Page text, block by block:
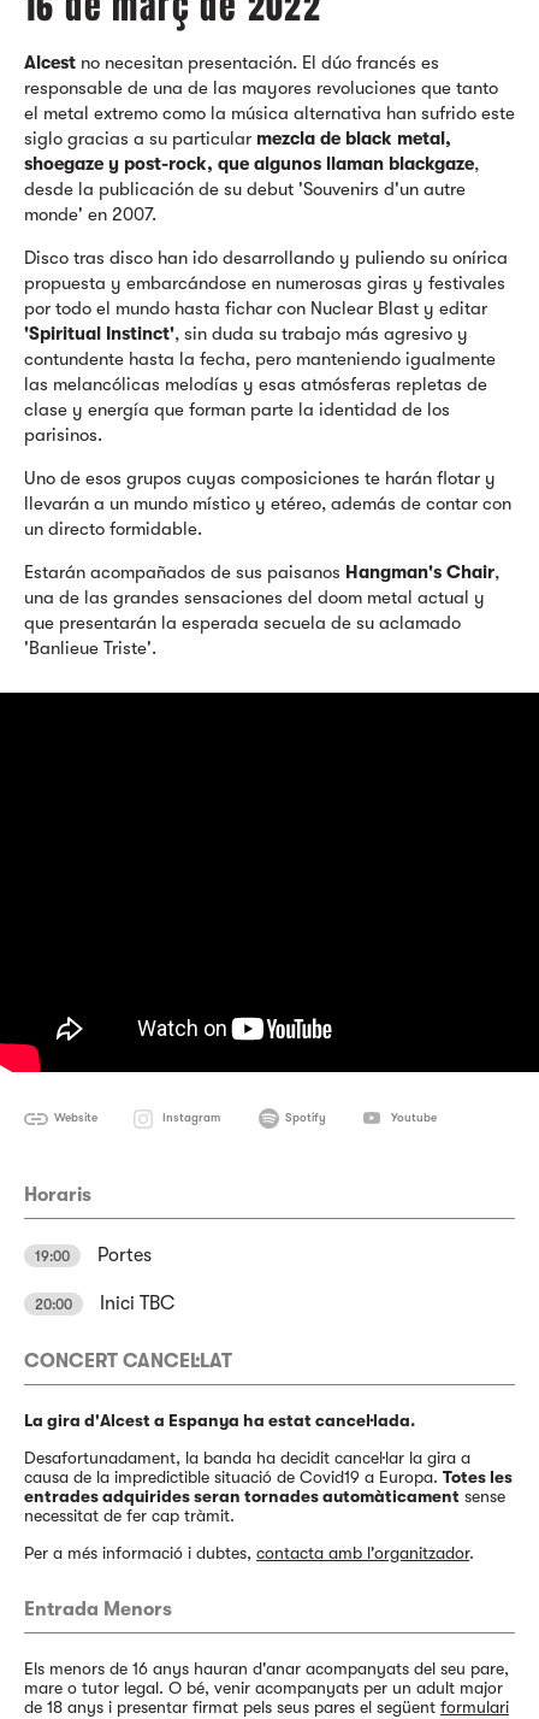
Alcest no necesitan presentación. El dúo francés es
responsable de una de las mayores revoluciones que tanto
el metal extremo como la música alternativa han sufrido este
siglo gracias a su particular mezcla de black metal,
shoegaze y post-rock, que algunos llaman blackgaze,
desde la publicación de su debut 'Souvenirs d'un autre
monde' en 2007.
Disco tras disco han ido desarrollando y puliendo su onírica
propuesta y embarcándose en numerosas giras y festivales
por todo el mundo hasta fichar con Nuclear Blast y editar
'Spiritual Instinct', sin duda su trabajo más agresivo y
contundente hasta la fecha, pero manteniendo igualmente
las melancólicas melodías y esas atmósferas repletas de
clase y energía que forman parte la identidad de los
parisinos.
Uno de esos grupos cuyas composiciones te harán flotar y
llevarán a un mundo místico y etéreo, además de contar con
un directo formidable.
Estarán acompañados de sus paisanos Hangman's Chair,
una de las grandes sensaciones del doom metal actual y
que presentarán la esperada secuela de su aclamado
'Banlieue Triste'.
Website Instagram Spotify Youtube
Horaris
19:00 Portes
20:00 Inici TBC
CONCERT CANCEL·LAT
La gira d'Alcest a Espanya ha estat cancel·lada.
Desafortunadament, la banda ha decidit cancel·lar la gira a
causa de la impredictible situació de Covid19 a Europa. Totes les
entrades adquirides seran tornades automàticament sense
necessitat de fer cap tràmit.
Per a més informació i dubtes, contacta amb l'organitzador.
Entrada Menors
Els menors de 16 anys hauran d'anar acompanyats del seu pare,
mare o tutor legal. O bé, venir acompanyats per un adult major
de 18 anys i presentar firmat pels seus pares el següent formulari